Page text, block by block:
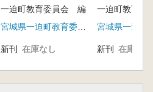
一迫町教育委員会 編
新刊 在庫なし
一迫町教育
新刊 在庫なし